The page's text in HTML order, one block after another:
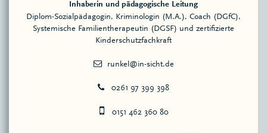
Inhaberin und pädagogische Leitung
Diplom-Sozialpädagogin, Kriminologin (M.A.), Coach (DGfC),
Systemische Familientherapeutin (DGSF) und zertifizierte
Kinderschutzfachkraft
0261 97 399 398
0151 462 360 80